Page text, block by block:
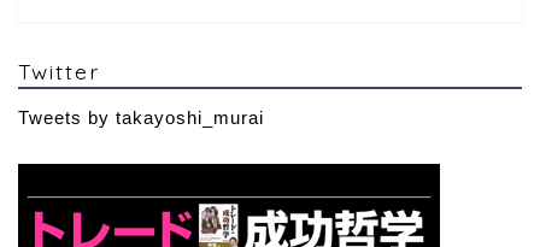
Twitter
Tweets by takayoshi_murai